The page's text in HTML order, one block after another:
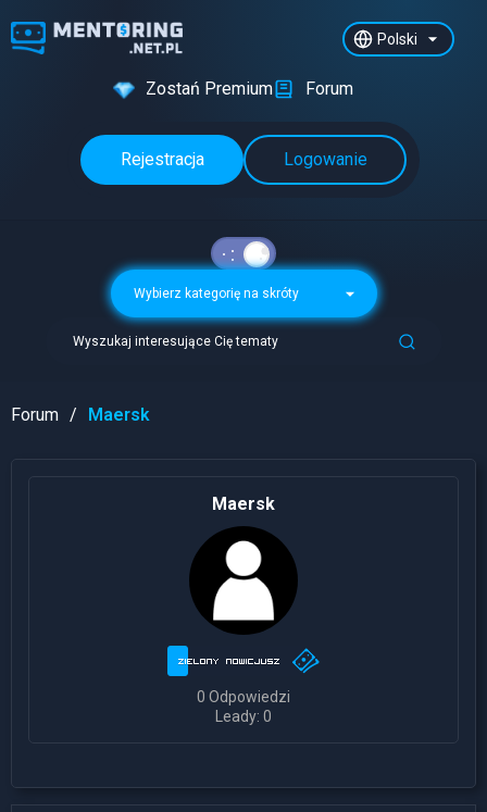
Polski
Zostań Premium Forum
Rejestracja Logowanie
Wybierz kategorię na skróty
Wyszukaj interesujące Cię tematy
Forum Maersk
Maersk
0 Odpowiedzi
Leady: 0